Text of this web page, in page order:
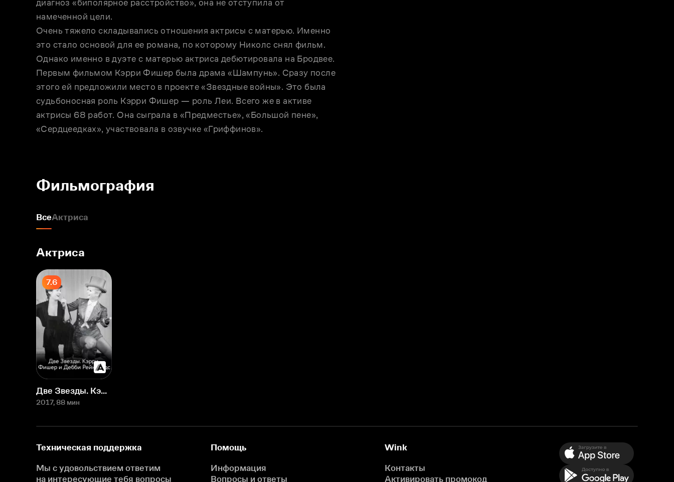
диагноз «биполярное расстройство», она не отступила от
намеченной цели.
Очень тяжело складывались отношения актрисы с матерью. Именно
это стало основой для ее романа, по которому Николс снял фильм.
Однако именно в дуэте с матерью актриса дебютировала на Бродвее.
Первым фильмом Кэрри Фишер была драма «Шампунь». Сразу после
этого ей предложили место в проекте «Звездные войны». Это была
судьбоносная роль Кэрри Фишер — роль Леи. Всего же в активе
актрисы 68 работ. Она сыграла в «Предместье», «Большой пене»,
«Сердцеедках», участвовала в озвучке «Гриффинов».
Фильмография
ВсеАктриса
Актриса
7.6
Две Звезды. Кэрри Фишер и Дебби Рейнольдс
2017, 88 мин
Техническая поддержка
Мы с удовольствием ответим
на интересующие тебя вопросы
Помощь
Информация
Вопросы и ответы
Wink
Контакты
Активировать промокод